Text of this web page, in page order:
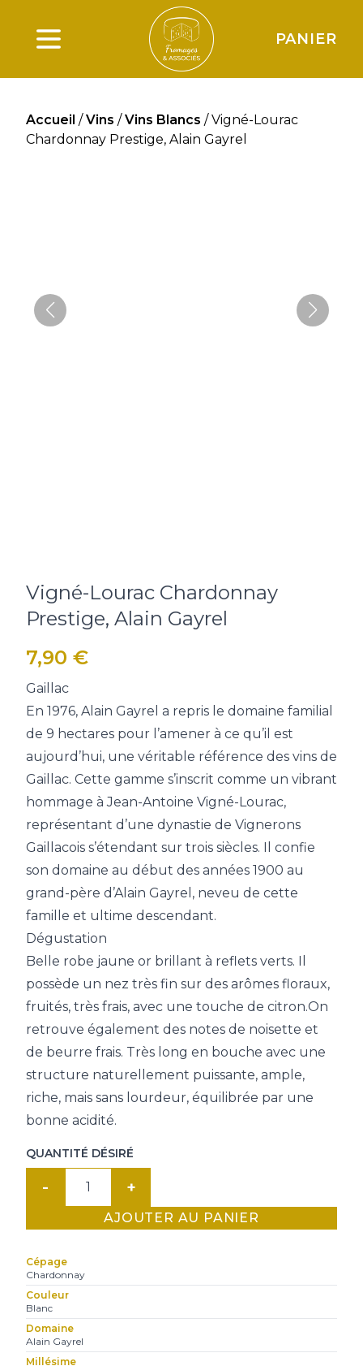
Ouverture du menu principal PANIER
Accueil /Vins /Vins Blancs / Vigné-Lourac
Chardonnay Prestige, Alain Gayrel
Vigné-Lourac Chardonnay
Prestige, Alain Gayrel
7,90 €
Gaillac
En 1976, Alain Gayrel a repris le domaine familial
de 9 hectares pour l’amener à ce qu’il est
aujourd’hui, une véritable référence des vins de
Gaillac. Cette gamme s’inscrit comme un vibrant
hommage à Jean-Antoine Vigné-Lourac,
représentant d’une dynastie de Vignerons
Gaillacois s’étendant sur trois siècles. Il confie
son domaine au début des années 1900 au
grand-père d’Alain Gayrel, neveu de cette
famille et ultime descendant.
Dégustation
Belle robe jaune or brillant à reflets verts. Il
possède un nez très fin sur des arômes floraux,
fruités, très frais, avec une touche de citron.On
retrouve également des notes de noisette et
de beurre frais. Très long en bouche avec une
structure naturellement puissante, ample,
riche, mais sans lourdeur, équilibrée par une
bonne acidité.
QUANTITÉ DÉSIRÉ
Chardonnay
Prestige,
Alain
Gayrel
AJOUTER AU PANIER
Cépage
Chardonnay
Couleur
Blanc
Domaine
Alain Gayrel
Millésime